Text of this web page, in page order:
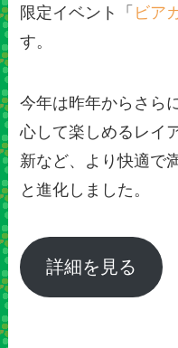
限定イベント「 ビア
す。
今年は昨年からさら
心して楽しめるレイ
新など、より快適で
と進化しました。
詳細を見る